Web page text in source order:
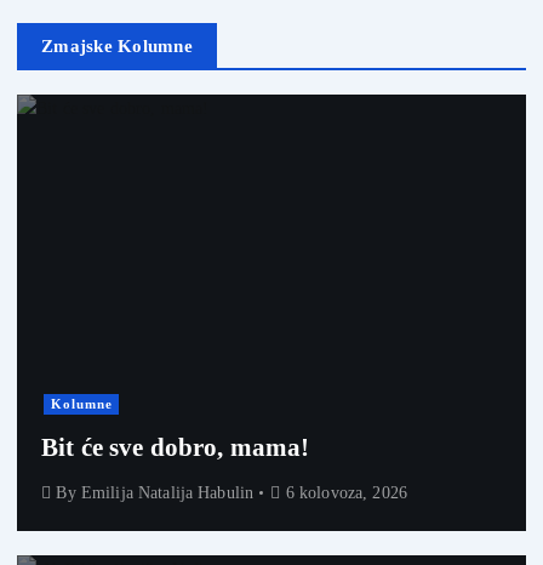
Zmajske Kolumne
Kolumne
Bit će sve dobro, mama!
By Emilija Natalija Habulin 6 kolovoza, 2026